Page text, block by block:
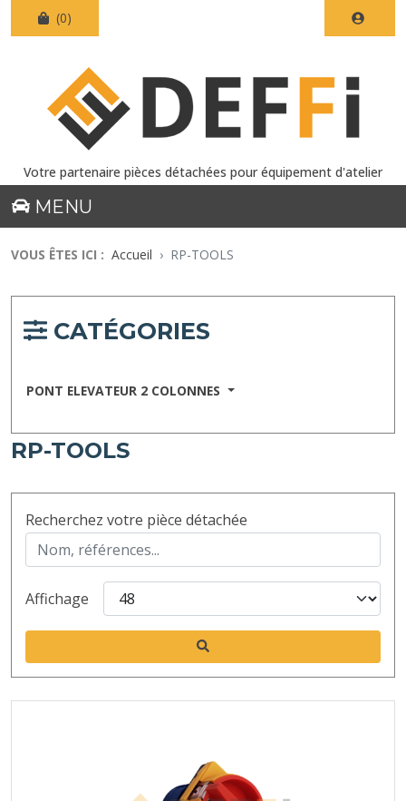
(0)
Votre partenaire pièces détachées pour équipement d'atelier
MENU
VOUS ÊTES ICI : Accueil RP-TOOLS
CATÉGORIES
PONT ELEVATEUR 2 COLONNES
RP-TOOLS
Recherchez votre pièce détachée
Affichage